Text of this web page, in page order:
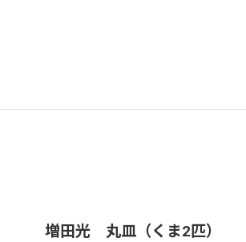
増田光 丸皿（くま2匹）